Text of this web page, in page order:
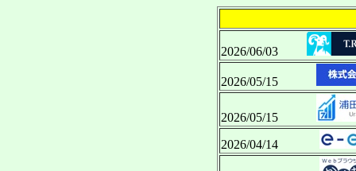
2026/06/03
2026/05/15
2026/05/15
2026/04/14